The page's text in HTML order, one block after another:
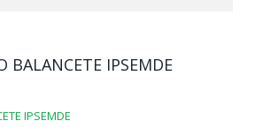
BALANCETE IPSEMDE
IPSEMDE